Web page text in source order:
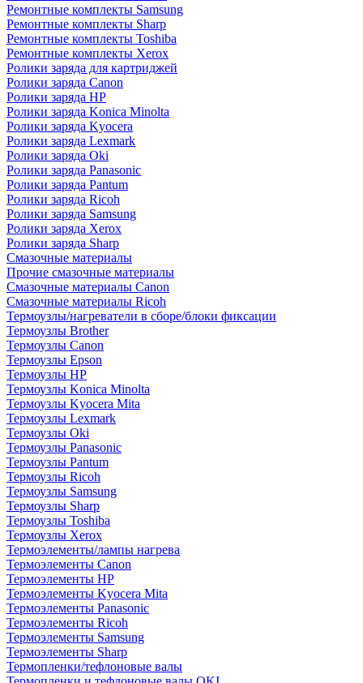
Ремонтные комплекты Samsung
Ремонтные комплекты Sharp
Ремонтные комплекты Toshiba
Ремонтные комплекты Xerox
Ролики заряда для картриджей
Ролики заряда Canon
Ролики заряда HP
Ролики заряда Konica Minolta
Ролики заряда Kyocera
Ролики заряда Lexmark
Ролики заряда Oki
Ролики заряда Panasonic
Ролики заряда Pantum
Ролики заряда Ricoh
Ролики заряда Samsung
Ролики заряда Xerox
Ролики заряда Sharp
Смазочные материалы
Прочие смазочные материалы
Смазочные материалы Canon
Смазочные материалы Ricoh
Термоузлы/нагреватели в сборе/блоки фиксации
Термоузлы Brother
Термоузлы Canon
Термоузлы Epson
Термоузлы HP
Термоузлы Konica Minolta
Термоузлы Kyocera Mita
Термоузлы Lexmark
Термоузлы Oki
Термоузлы Panasonic
Термоузлы Pantum
Термоузлы Ricoh
Термоузлы Samsung
Термоузлы Sharp
Термоузлы Toshiba
Термоузлы Xerox
Термоэлементы/лампы нагрева
Термоэлементы Canon
Термоэлементы HP
Термоэлементы Kyocera Mita
Термоэлементы Panasonic
Термоэлементы Ricoh
Термоэлементы Samsung
Термоэлементы Sharp
Термопленки/тефлоновые валы